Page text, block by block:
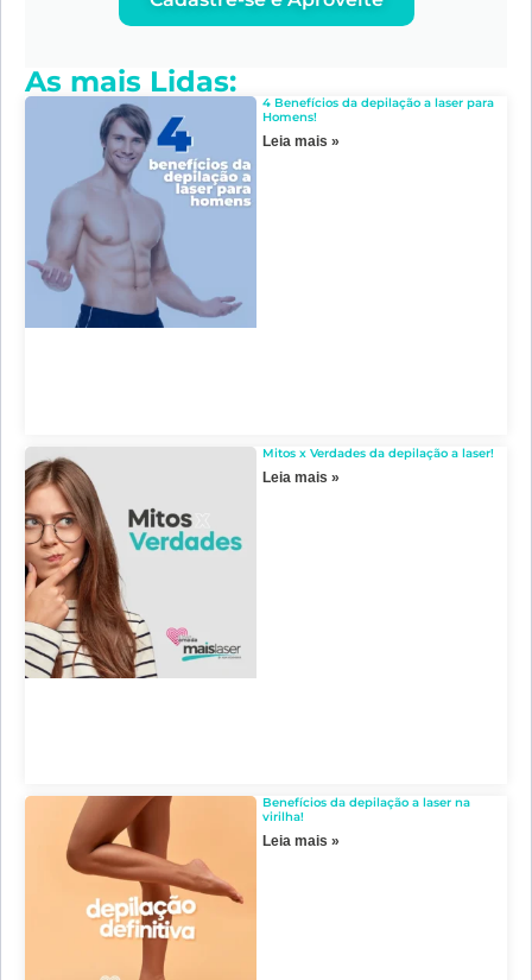
As mais Lidas:
4 Benefícios da depilação a laser para
Homens!
Leia mais »
Mitos x Verdades da depilação a laser!
Leia mais »
Benefícios da depilação a laser na
virilha!
Leia mais »